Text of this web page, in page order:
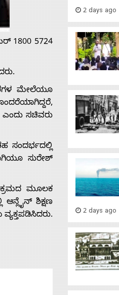
1800 5724
ಮೇಲೆಯೂ
ಸಚಿವರು
ಸಂದರ್ಭದಲ್ಲಿ
ಸುರೇಶ್
ಮೂಲಕ
ಆನ್ಲೈನ್ ಶಿಕ್ಷಣ
2 days ago
2 days ago